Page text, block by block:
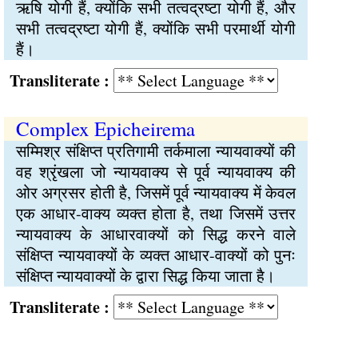
ऋषि योगी हैं, क्योंकि सभी तत्वद्रष्टा योगी हैं, और
सभी तत्वद्रष्टा योगी हैं, क्योंकि सभी परमार्थी योगी
हैं।
:
Complex Epicheirema
सम्मिश्र संक्षिप्त प्रतिगामी तर्कमाला न्यायवाक्यों की
वह श्रृंखला जो न्यायवाक्य से पूर्व न्यायवाक्य की
ओर अग्रसर होती है, जिसमें पूर्व न्यायवाक्य में केवल
एक आधार-वाक्य व्यक्त होता है, तथा जिसमें उत्तर
न्यायवाक्य के आधारवाक्यों को सिद्ध करने वाले
संक्षिप्त न्यायवाक्यों के व्यक्त आधार-वाक्यों को पुनः
संक्षिप्त न्यायवाक्यों के द्वारा सिद्ध किया जाता है।
: